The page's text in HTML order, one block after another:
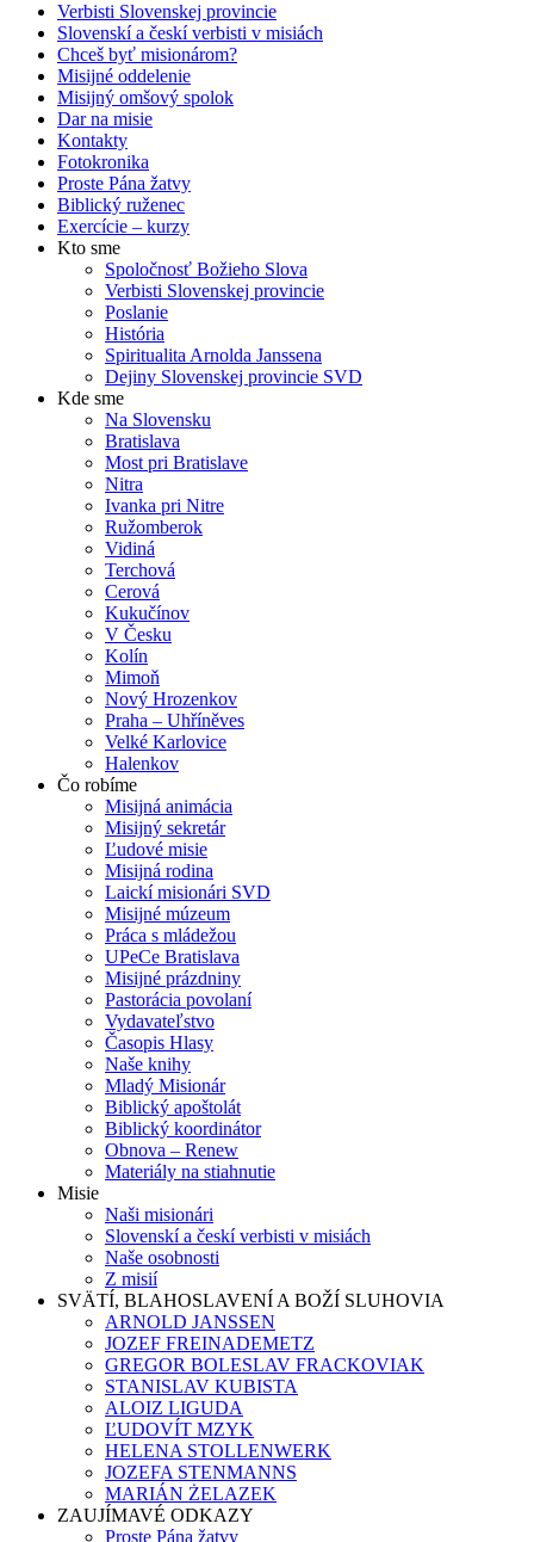
Verbisti Slovenskej provincie
Slovenskí a českí verbisti v misiách
Chceš byť misionárom?
Misijné oddelenie
Misijný omšový spolok
Dar na misie
Kontakty
Fotokronika
Proste Pána žatvy
Biblický ruženec
Exercície – kurzy
Kto sme
Spoločnosť Božieho Slova
Verbisti Slovenskej provincie
Poslanie
História
Spiritualita Arnolda Janssena
Dejiny Slovenskej provincie SVD
Kde sme
Na Slovensku
Bratislava
Most pri Bratislave
Nitra
Ivanka pri Nitre
Ružomberok
Vidiná
Terchová
Cerová
Kukučínov
V Česku
Kolín
Mimoň
Nový Hrozenkov
Praha – Uhříněves
Velké Karlovice
Halenkov
Čo robíme
Misijná animácia
Misijný sekretár
Ľudové misie
Misijná rodina
Laickí misionári SVD
Misijné múzeum
Práca s mládežou
UPeCe Bratislava
Misijné prázdniny
Pastorácia povolaní
Vydavateľstvo
Časopis Hlasy
Naše knihy
Mladý Misionár
Biblický apoštolát
Biblický koordinátor
Obnova – Renew
Materiály na stiahnutie
Misie
Naši misionári
Slovenskí a českí verbisti v misiách
Naše osobnosti
Z misií
SVÄTÍ, BLAHOSLAVENÍ A BOŽÍ SLUHOVIA
ARNOLD JANSSEN
JOZEF FREINADEMETZ
GREGOR BOLESLAV FRACKOVIAK
STANISLAV KUBISTA
ALOIZ LIGUDA
ĽUDOVÍT MZYK
HELENA STOLLENWERK
JOZEFA STENMANNS
MARIÁN ŻELAZEK
ZAUJÍMAVÉ ODKAZY
Proste Pána žatvy